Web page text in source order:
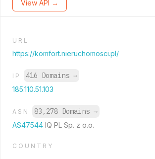
View API →
URL
https://komfort.nieruchomosci.pl/
IP 416 Domains →
185.110.51.103
ASN 83,278 Domains →
AS47544 IQ PL Sp. z o.o.
COUNTRY